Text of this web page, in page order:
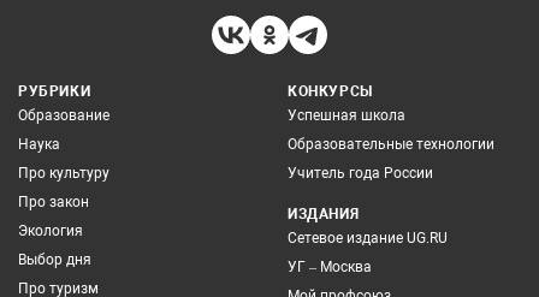
РУБРИКИ
Образование
Наука
Про культуру
Про закон
Экология
Выбор дня
Про туризм
КОНКУРСЫ
Успешная школа
Образовательные технологии
Учитель года России
ИЗДАНИЯ
Сетевое издание UG.RU
УГ – Москва